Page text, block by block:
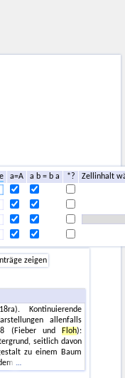
a=A a b = b a *?
Zellinhalt
zeigen
Kontinuierende
allenfalls
(Fieber und Floh):
seitlich davon
zu einem Baum